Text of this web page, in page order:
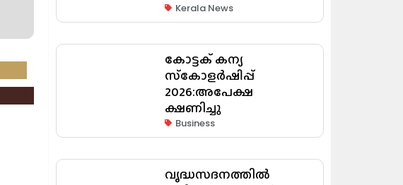
Kerala News
കോട്ടക് കന്യ
സ്‌കോളർഷിപ്പ്
2026:അപേക്ഷ
ക്ഷണിച്ചു
Business
വൃദ്ധസദനത്തിൽ